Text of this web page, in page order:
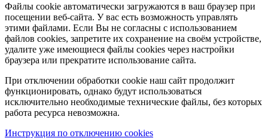
Файлы cookie автоматически загружаются в ваш браузер при
посещении веб-сайта. У вас есть возможность управлять
этими файлами. Если Вы не согласны с использованием
файлов cookies, запретите их сохранение на своём устройстве,
удалите уже имеющиеся файлы cookies через настройки
браузера или прекратите использование сайта.
При отключении обработки cookie наш сайт продолжит
функционировать, однако будут использоваться
исключительно необходимые технические файлы, без которых
работа ресурса невозможна.
Инструкция по отключению cookies